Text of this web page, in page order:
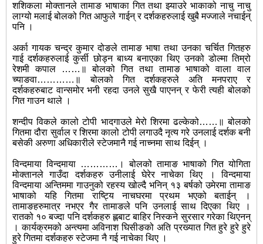
शशिकला मोक्तानले तामाङ भाषाका गित तथा झ्याउरे भाकाको नाचु नाचु
लाग्यो मलाई बोलको गित आफुले गाईन् र दर्शकहरुलाई खुबै मज्जाले नचाईन्
पनि ।
अर्का गायक चन्द्र कुमार दोङले तामाङ भाषा तथा उनका चर्चित गितहरु
गाई दर्शकहरुलाई कुर्सी छोड्न बाध्य बनाएका थिए उनको डोल्मा तिम्रो
रेशमी कपाल ……॥ बोलको गित तथा तामाङ भाषाको वाला वाल
च्याङवा…………॥ बोलको गित दर्शकहरुले अति मनपराए र
दर्शकहरुबाट वान्समोर भनी रहदा उनले सुखै पाएनन् र फेरी त्यही बोलको
गित गाउन थाले ।
शन्दीप विकले कालो टोपी भादगाउले मेरो शिरमा ढल्केको……॥ बोलको
गितमा दौरा सुर्वाल र शिरमा कालो टोपी लगाउदै नृत्य गरे उनलाई दर्शक बनी
बसेकी अरुणा अधिकारीले स्टेजमानै गई नाच्नमा साथ दिईन् ।
विन्दमाया विन्दमाया …………। बोलको तामाङ भाषाको गित योगिता
मोक्तानले गाउँदा दर्शकहरु उनीलाई घेरेर नाचेका थिए । विन्दमाया
विन्दमाया अन्तिममा गाउनुको रहस्य खोल्दै भनिन् १३ बर्षको उमेरमा तामाङ
भाषाको यहि गितमा राष्ट्यि नाचघरमा प्रथम भएको बताईन् ।
तामाङहरुमात्र नभएर गैर तामाङले पनि उनलाई साथ दिएका थिए ।
रातको १० बज्दा पनि दर्शकहरु ह्लबाट बाहिर निस्कने सुरसार गरेका थिएनन्
। कार्यक्रमको अन्त्यमा अविनाश घिसीङको अति प्रख्यात गित हुरे हुरे हुरे
हुरे गितमा दर्शकहरु स्टेजमा नै गई नाचेका थिए ।